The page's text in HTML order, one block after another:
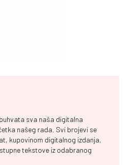
sva naša digitalna
našeg rada. Svi brojevi se
kupovinom digitalnog izdanja,
tekstove iz odabranog